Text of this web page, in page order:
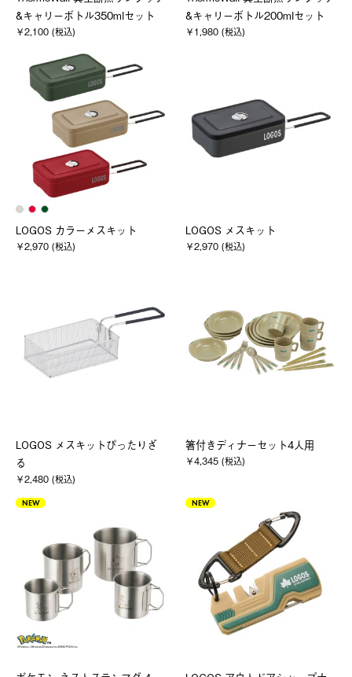
&キャリーボトル350mlセット
￥2,100 (税込)
&キャリーボトル200mlセット
￥1,980 (税込)
LOGOS カラーメスキット
￥2,970 (税込)
LOGOS メスキット
￥2,970 (税込)
LOGOS メスキットぴったりざ
る
￥2,480 (税込)
箸付きディナーセット4人用
￥4,345 (税込)
NEW NEW